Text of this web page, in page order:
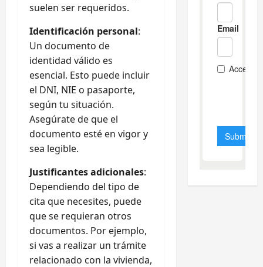
suelen ser requeridos.
Identificación personal:
Un documento de
identidad válido es
esencial. Esto puede incluir
el DNI, NIE o pasaporte,
según tu situación.
Asegúrate de que el
documento esté en vigor y
sea legible.
Justificantes adicionales:
Dependiendo del tipo de
cita que necesites, puede
que se requieran otros
documentos. Por ejemplo,
si vas a realizar un trámite
relacionado con la vivienda,